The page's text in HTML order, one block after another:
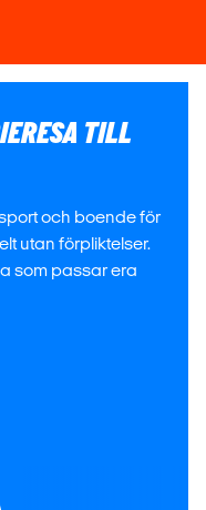
TILL
och boende för
utan förpliktelser.
som passar era